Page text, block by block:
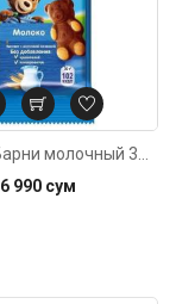
6 990 сум